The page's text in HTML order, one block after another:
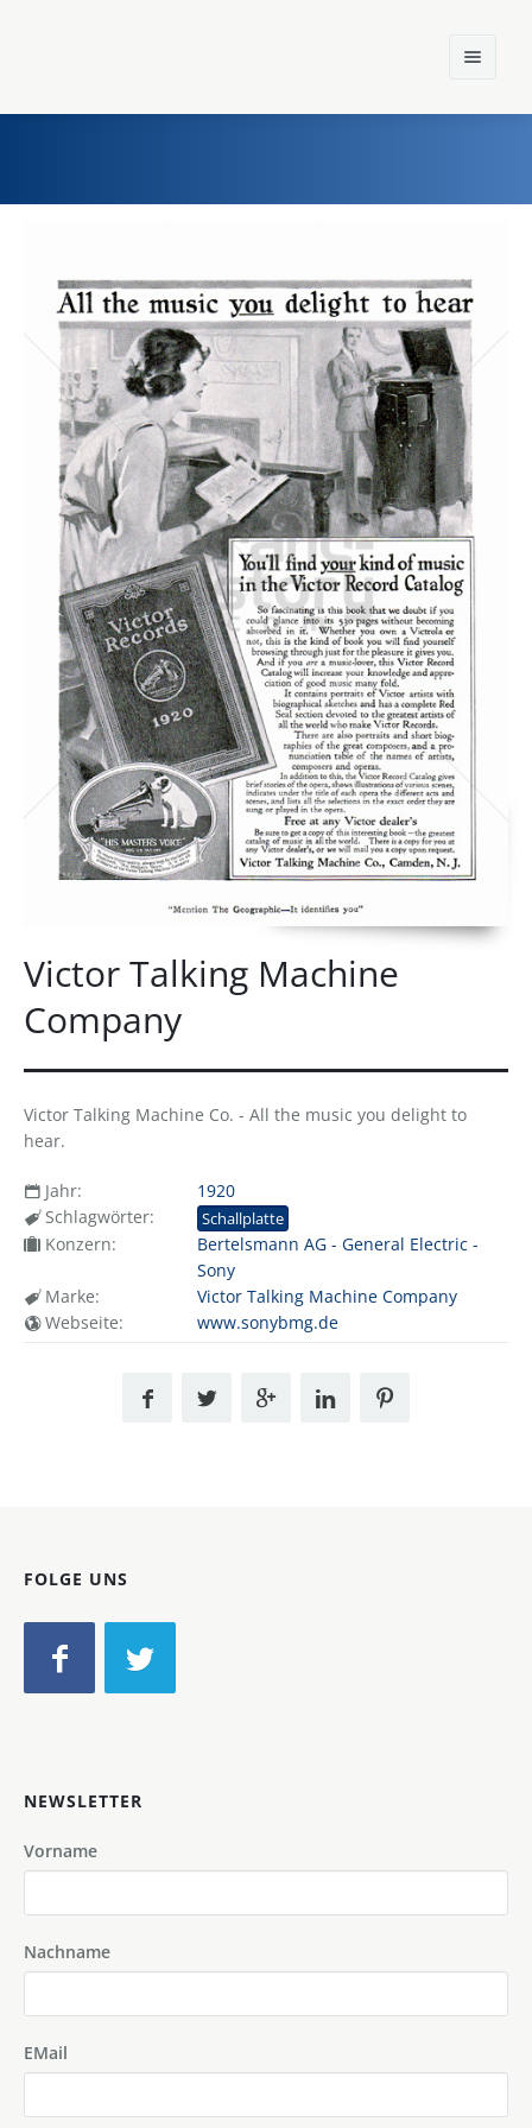
Einst und Heute
Marken
Konzerne
Epoche
Victor Talking Machine
Company
Victor Talking Machine Co. - All the music you delight to
hear.
Jahr:
1920
Schlagwörter:
Schallplatte
Konzern:
Bertelsmann AG - General Electric -
Sony
Marke:
Victor Talking Machine Company
Webseite:
www.sonybmg.de
FOLGE UNS
NEWSLETTER
Vorname
Nachname
EMail